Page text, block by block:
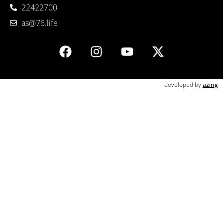
22422700
as@76.life
developed byazing